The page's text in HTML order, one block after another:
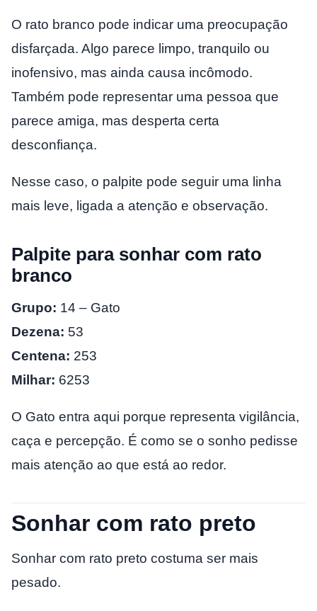
O rato branco pode indicar uma preocupação
disfarçada. Algo parece limpo, tranquilo ou
inofensivo, mas ainda causa incômodo.
Também pode representar uma pessoa que
parece amiga, mas desperta certa
desconfiança.
Nesse caso, o palpite pode seguir uma linha
mais leve, ligada a atenção e observação.
Palpite para sonhar com rato
branco
Grupo: 14 – Gato
Dezena: 53
Centena: 253
Milhar: 6253
O Gato entra aqui porque representa vigilância,
caça e percepção. É como se o sonho pedisse
mais atenção ao que está ao redor.
Sonhar com rato preto
Sonhar com rato preto costuma ser mais
pesado.